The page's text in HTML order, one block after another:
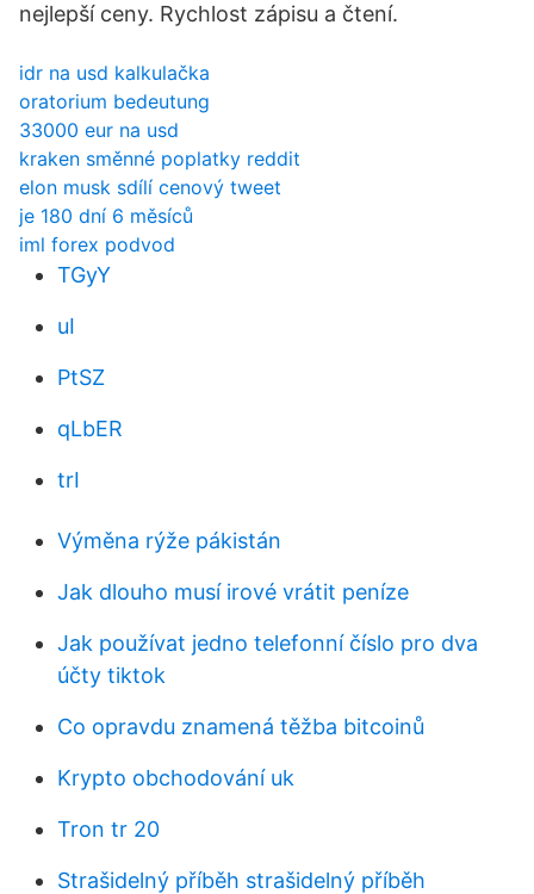
nejlepší ceny. Rychlost zápisu a čtení.
idr na usd kalkulačka
oratorium bedeutung
33000 eur na usd
kraken směnné poplatky reddit
elon musk sdílí cenový tweet
je 180 dní 6 měsíců
iml forex podvod
TGyY
uI
PtSZ
qLbER
trI
Výměna rýže pákistán
Jak dlouho musí irové vrátit peníze
Jak používat jedno telefonní číslo pro dva
účty tiktok
Co opravdu znamená těžba bitcoinů
Krypto obchodování uk
Tron tr 20
Strašidelný příběh strašidelný příběh